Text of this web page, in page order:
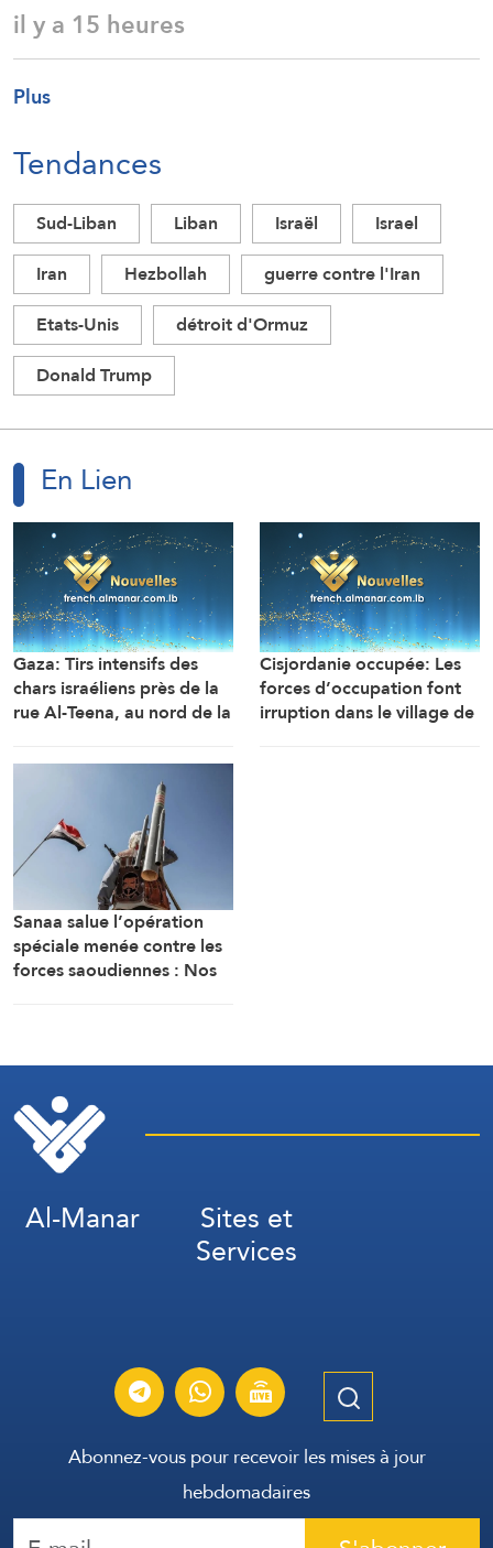
il y a 15 heures
Plus
Tendances
Sud-Liban Liban Israël
Israel
Iran
Hezbollah
guerre contre l'Iran
Etats-Unis
détroit d'Ormuz
Donald Trump
En Lien
Gaza: Tirs intensifs des
chars israéliens près de la
rue Al-Teena, au nord de la
Cisjordanie occupée: Les
forces d’occupation font
irruption dans le village de
Sanaa salue l’opération
spéciale menée contre les
forces saoudiennes : Nos
Al-Manar Sites et
Services
Abonnez-vous pour recevoir les mises à jour
hebdomadaires